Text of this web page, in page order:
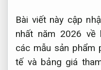
Bài viết này cập
nhất năm 2026 về
các mẫu sản phẩm
tế và bảng giá